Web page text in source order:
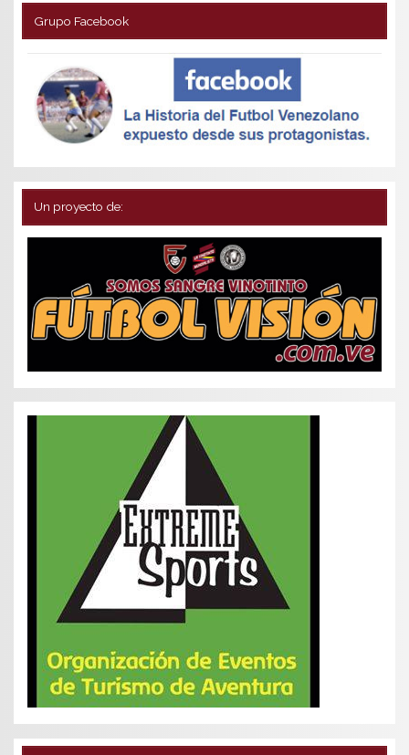
Grupo Facebook
Un proyecto de: